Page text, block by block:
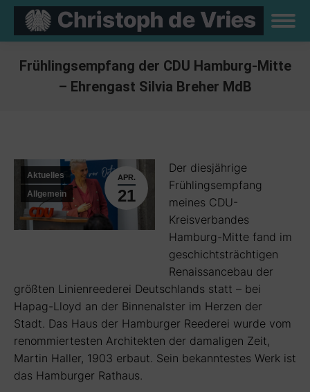
Frühlingsempfang der CDU Hamburg-Mitte
– Ehrengast Silvia Breher MdB
APR.
21
Aktuelles
Allgemein
Der diesjährige
Frühlingsempfang
meines CDU-
Kreisverbandes
Hamburg-Mitte fand im
geschichtsträchtigen
Renaissancebau der
größten Linienreederei Deutschlands statt – bei
Hapag-Lloyd an der Binnenalster im Herzen der
Stadt. Das Haus der Hamburger Reederei wurde vom
renommiertesten Architekten der damaligen Zeit,
Martin Haller, 1903 erbaut. Sein bekanntestes Werk ist
das Hamburger Rathaus.